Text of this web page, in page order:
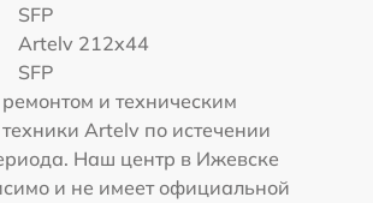
SFP
Artelv 212x44
SFP
и техническим
Artelv по истечении
Наш центр в Ижевске
и не имеет официальной